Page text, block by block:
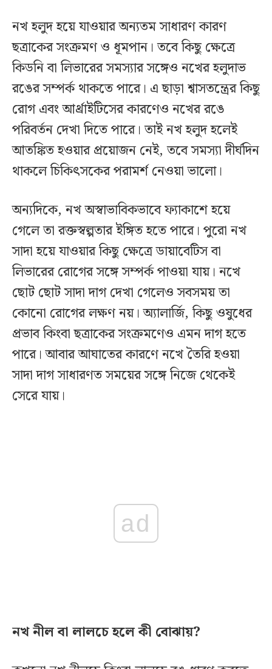
নখ হলুদ হয়ে যাওয়ার অন্যতম সাধারণ কারণ
ছত্রাকের সংক্রমণ ও ধূমপান। তবে কিছু ক্ষেত্রে
কিডনি বা লিভারের সমস্যার সঙ্গেও নখের হলুদাভ
রঙের সম্পর্ক থাকতে পারে। এ ছাড়া শ্বাসতন্ত্রের কিছু
রোগ এবং আর্থ্রাইটিসের কারণেও নখের রঙে
পরিবর্তন দেখা দিতে পারে। তাই নখ হলুদ হলেই
আতঙ্কিত হওয়ার প্রয়োজন নেই, তবে সমস্যা দীর্ঘদিন
থাকলে চিকিৎসকের পরামর্শ নেওয়া ভালো।
অন্যদিকে, নখ অস্বাভাবিকভাবে ফ্যাকাশে হয়ে
গেলে তা রক্তস্বল্পতার ইঙ্গিত হতে পারে। পুরো নখ
সাদা হয়ে যাওয়ার কিছু ক্ষেত্রে ডায়াবেটিস বা
লিভারের রোগের সঙ্গে সম্পর্ক পাওয়া যায়। নখে
ছোট ছোট সাদা দাগ দেখা গেলেও সবসময় তা
কোনো রোগের লক্ষণ নয়। অ্যালার্জি, কিছু ওষুধের
প্রভাব কিংবা ছত্রাকের সংক্রমণেও এমন দাগ হতে
পারে। আবার আঘাতের কারণে নখে তৈরি হওয়া
সাদা দাগ সাধারণত সময়ের সঙ্গে নিজে থেকেই
সেরে যায়।
ad
নখ নীল বা লালচে হলে কী বোঝায়?